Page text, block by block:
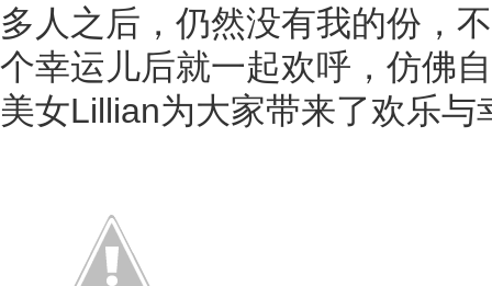
多人之后，仍然没有我的份，
个幸运儿后就一起欢呼，仿佛
美女Lillian为大家带来了欢乐与